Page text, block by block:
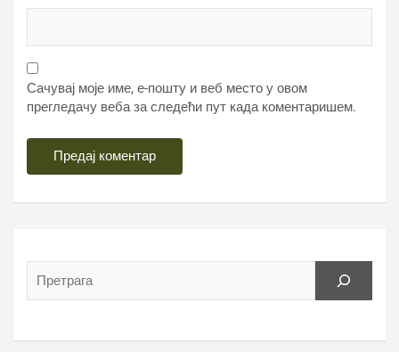
Сачувај моје име, е-пошту и веб место у овом
прегледачу веба за следећи пут када коментаришем.